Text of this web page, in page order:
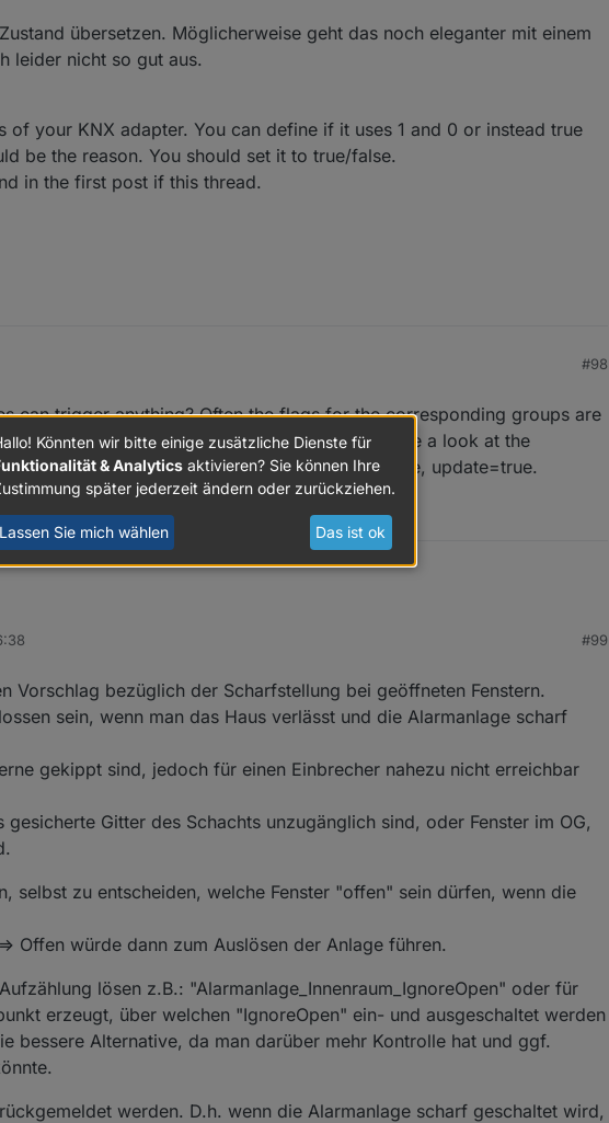
übersetzen. Möglicherweise geht das noch eleganter mit einem
leider nicht so gut aus.
of your KNX adapter. You can define if it uses 1 and 0 or instead true
be the reason. You should set it to true/false.
in the first post if this thread.
#98
can trigger anything? Often the flags for the corresponding groups are
file by the KNX adapter. Maybe you should have a look at the
you should set them read=true, write=false, update=true.
#99
Vorschlag bezüglich der Scharfstellung bei geöffneten Fenstern.
sein, wenn man das Haus verlässt und die Alarmanlage scharf
gekippt sind, jedoch für einen Einbrecher nahezu nicht erreichbar
Gitter des Schachts unzugänglich sind, oder Fenster im OG,
selbst zu entscheiden, welche Fenster "offen" sein dürfen, wenn die
Offen würde dann zum Auslösen der Anlage führen.
lösen z.B.: "Alarmanlage_Innenraum_IgnoreOpen" oder für
erzeugt, über welchen "IgnoreOpen" ein- und ausgeschaltet werden
bessere Alternative, da man darüber mehr Kontrolle hat und ggf.
werden. D.h. wenn die Alarmanlage scharf geschaltet wird,
Könnten wir bitte einige zusätzliche Dienste für
& Analytics aktivieren? Sie können Ihre
später jederzeit ändern oder zurückziehen.
Lassen Sie mich wählen Das ist ok